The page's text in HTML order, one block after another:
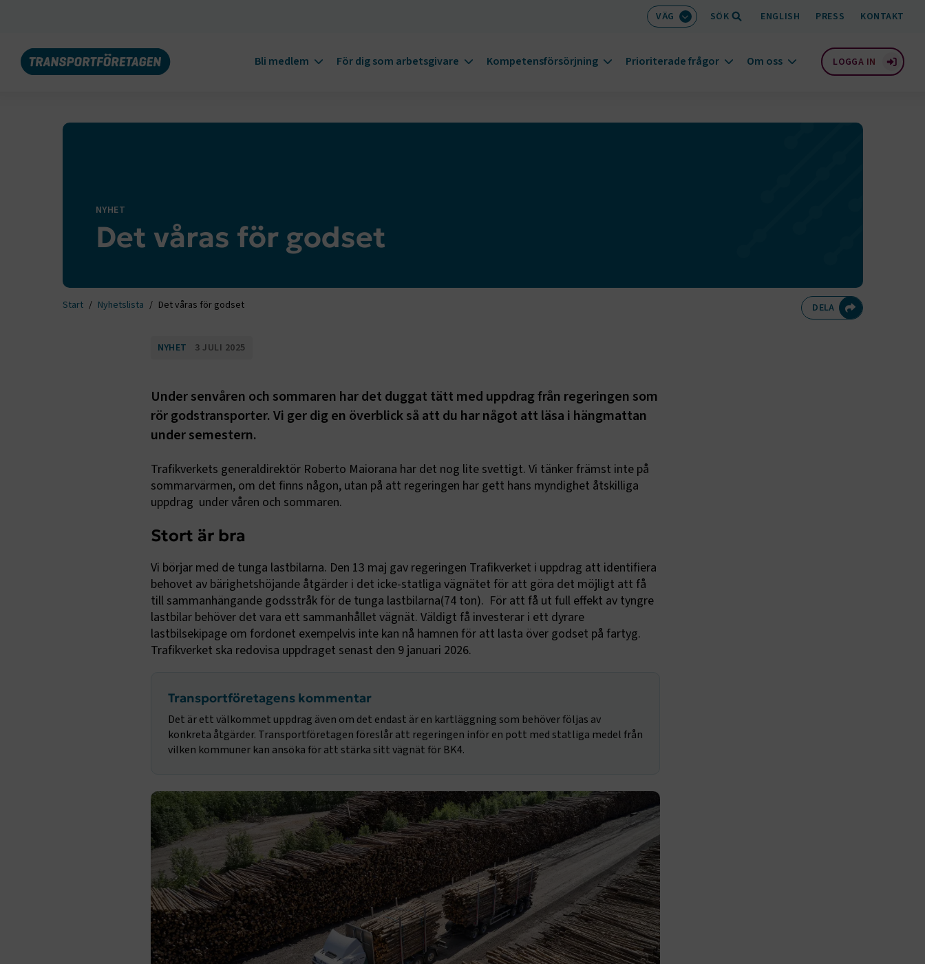
VÄG SÖK ENGLISH PRESS KONTAKT
Bli medlem För dig som arbetsgivare Kompetensförsörjning Prioriterade frågor Om oss LOGGA IN
NYHET
Det våras för godset
Start Nyhetslista Det våras för godset DELA Dela på
NYHET 3 JULI 2025
Under senvåren och sommaren har det duggat tätt med uppdrag från regeringen som
rör godstransporter. Vi ger dig en överblick så att du har något att läsa i hängmattan
under semestern.
Trafikverkets generaldirektör Roberto Maiorana har det nog lite svettigt. Vi tänker främst inte på
sommarvärmen, om det finns någon, utan på att regeringen har gett hans myndighet åtskilliga
uppdrag under våren och sommaren.
Stort är bra
Vi börjar med de tunga lastbilarna. Den 13 maj gav regeringen Trafikverket i uppdrag att identifiera
behovet av bärighetshöjande åtgärder i det icke-statliga vägnätet för att göra det möjligt att få
till sammanhängande godsstråk för de tunga lastbilarna(74 ton). För att få ut full effekt av tyngre
lastbilar behöver det vara ett sammanhållet vägnät. Väldigt få investerar i ett dyrare
lastbilsekipage om fordonet exempelvis inte kan nå hamnen för att lasta över godset på fartyg.
Trafikverket ska redovisa uppdraget senast den 9 januari 2026.
Transportföretagens kommentar
Det är ett välkommet uppdrag även om det endast är en kartläggning som behöver följas av
konkreta åtgärder. Transportföretagen föreslår att regeringen inför en pott med statliga medel från
vilken kommuner kan ansöka för att stärka sitt vägnät för BK4.